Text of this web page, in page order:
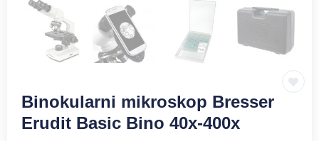
Binokularni mikroskop Bresser
Erudit Basic Bino 40x-400x